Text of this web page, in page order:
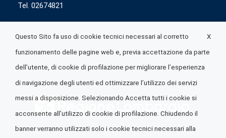
Tel. 02674821
X
Questo Sito fa uso di cookie tecnici necessari al corretto
funzionamento delle pagine web e, previa accettazione da parte
dell’utente, di cookie di profilazione per migliorare l’esperienza
di navigazione degli utenti ed ottimizzare l’utilizzo dei servizi
messi a disposizione. Selezionando Accetta tutti i cookie si
acconsente all’utilizzo di cookie di profilazione. Chiudendo il
banner verranno utilizzati solo i cookie tecnici necessari alla